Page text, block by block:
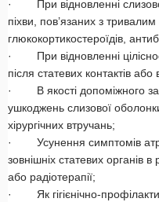
· При відновленні
піхви, пов’язаних з
глюкокортикостероїдів,
· При відновленні
після статевих контактів
· В якості допоміжного
ушкоджень слизової оболонки
хірургічних втручань;
· Усунення симптомів
зовнішніх статевих органів в
або радіотерапії;
· Як гігієнічно-